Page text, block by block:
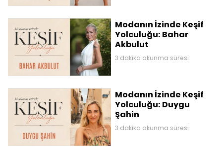
Modanın İzinde Keşif
Yolculuğu: Bahar
Akbulut
3 dakika okunma süresi
Modanın İzinde Keşif
Yolculuğu: Duygu
Şahin
3 dakika okunma süresi